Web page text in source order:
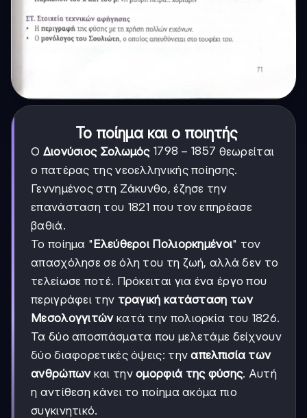
Το ποίημα και ο ποιητής
Ο Διονύσιος Σολωμός 1798-
1857
1798 − 1857 θεωρείται
ο πατέρας της νεοελληνικής ποίησης.
Γεννημένος στη Ζάκυνθο, έζησε την
επανάσταση του 1821 που τον επηρέασε
βαθιά.
Το ποίημα "Ελεύθεροι Πολιορκημένοι" τον
απασχόλησε σε όλη του τη ζωή, αλλά δεν το
τελείωσε ποτέ. Πρόκειται για ένα έργο που
περιγράφει την τραγική κατάσταση των
Μεσολογγιτώνκατά την πολιορκία του 1826.
Τα δύο αποσπάσματα που μελετάμε δείχνουν
δύο διαφορετικές όψεις: τηναπελπισία των
ανθρώπωνκαι τηνομορφιά της φύσης. Αυτή
η αντίθεση κάνει το ποίημα ακόμα πιο
συγκινητικό.